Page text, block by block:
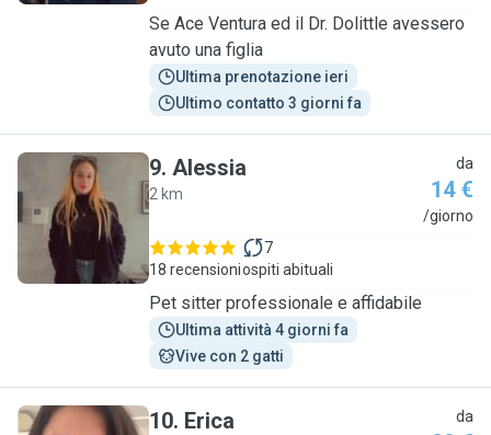
Se Ace Ventura ed il Dr. Dolittle avessero
avuto una figlia
Ultima prenotazione ieri
Ultimo contatto 3 giorni fa
A
9. Alessia
2 km
da
14 €
/giorno
18 recensioni
7
ospiti abituali
Pet sitter professionale e affidabile
Ultima attività 4 giorni fa
Vive con 2 gatti
10. Erica da